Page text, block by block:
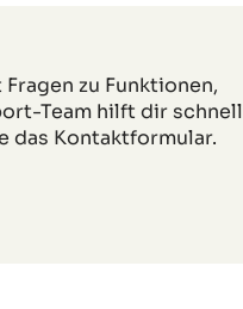
zu Funktionen,
Team hilft dir schnell
das Kontaktformular.